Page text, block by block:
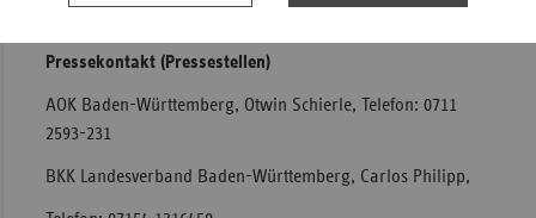
Pressekontakt (Pressestellen)
AOK Baden-Württemberg, Otwin Schierle, Telefon: 0711
2593-231
BKK Landesverband Baden-Württemberg, Carlos Philipp,